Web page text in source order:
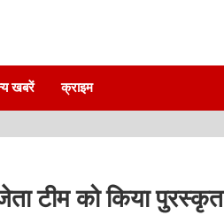
खबरें क्राइम
टीम को किया पुरस्कृत